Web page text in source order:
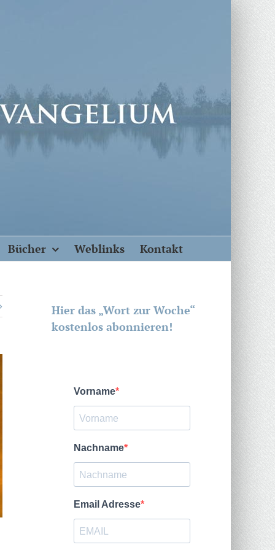
Bücher Weblinks Kontakt
Hier das „Wort zur Woche“
kostenlos abonnieren!